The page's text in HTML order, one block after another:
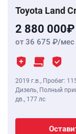
Toyota Land
2 880 000
от 36 675 /мес
2019 г.в., Пробег:
Дизель, Полный
дв., 177 лс